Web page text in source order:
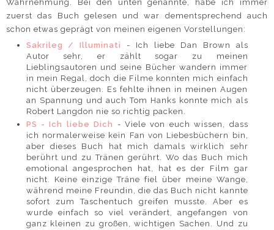
Wahrnehmung. Bei den unten genannte, habe ich immer
zuerst das Buch gelesen und war dementsprechend auch
schon etwas geprägt von meinen eigenen Vorstellungen:
Sakrileg / Illuminati
- Ich liebe Dan Brown als
Autor sehr, er zählt sogar zu meinen
Lieblingsautoren und seine Bücher wandern immer
in mein Regal, doch die Filme konnten mich einfach
nicht überzeugen. Es fehlte ihnen in meinen Augen
an Spannung und auch Tom Hanks konnte mich als
Robert Langdon nie so richtig packen.
PS - Ich liebe Dich
- Viele von euch wissen, dass
ich normalerweise kein Fan von Liebesbüchern bin,
aber dieses Buch hat mich damals wirklich sehr
berührt und zu Tränen gerührt. Wo das Buch mich
emotional angesprochen hat, hat es der Film gar
nicht. Keine einzige Träne fiel über meine Wange,
während meine Freundin, die das Buch nicht kannte
sofort zum Taschentuch greifen musste. Aber es
wurde einfach so viel verändert, angefangen von
ganz kleinen zu großen, wichtigen Sachen. Und zu